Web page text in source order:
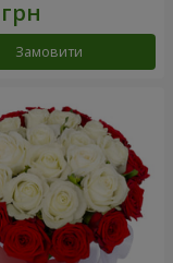
Замовити